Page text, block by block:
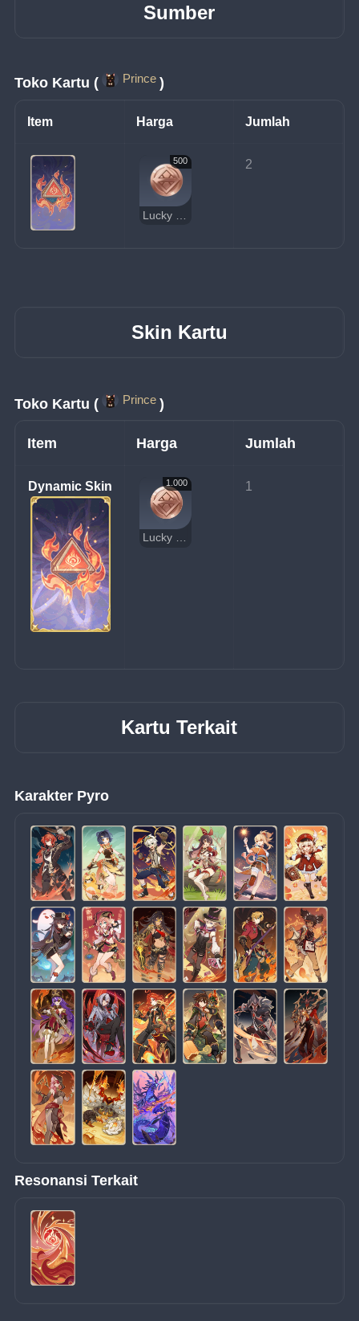
Sumber
Toko Kartu ( Prince )
Item Harga Jumlah
500 2
Skin Kartu
Toko Kartu ( Prince )
Item Harga Jumlah
Dynamic Skin 1.000
Lucky Coin
1
Kartu Terkait
Karakter Pyro
Resonansi Terkait